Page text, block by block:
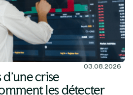
03.08.2026
d'une crise
les détecter